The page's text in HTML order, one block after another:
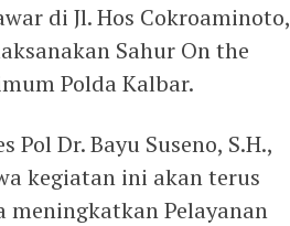
di Jl. Hos Cokroaminoto,
Sahur On the
Polda Kalbar.
Dr. Bayu Suseno, S.H.,
kegiatan ini akan terus
meningkatkan Pelayanan